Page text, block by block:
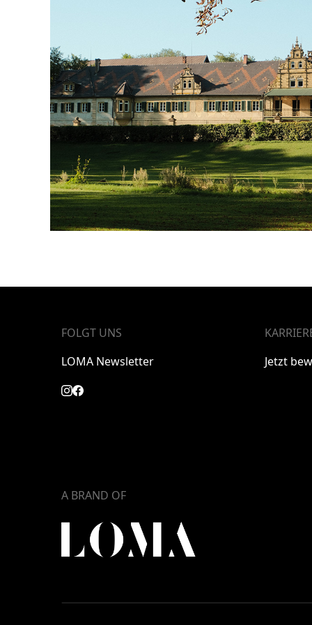
FOLGT UNS
LOMA Newsletter
Jetzt
A BRAND OF